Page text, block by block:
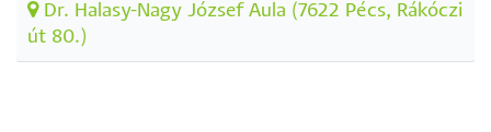
Dr. Halasy-Nagy József Aula (7622 Pécs, Rákóczi
út 80.)